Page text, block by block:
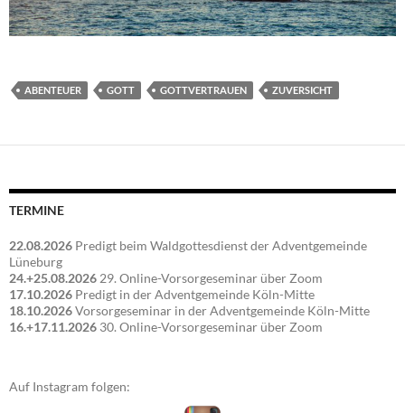
ABENTEUER GOTT GOTTVERTRAUEN ZUVERSICHT
TERMINE
22.08.2026 Predigt beim Waldgottesdienst der Adventgemeinde
Lüneburg
24.+25.08.202629. Online-Vorsorgeseminar über Zoom
17.10.2026 Predigt in der Adventgemeinde Köln-Mitte
18.10.2026Vorsorgeseminar in der Adventgemeinde Köln-Mitte
16.+17.11.2026 30. Online-Vorsorgeseminar über Zoom
Auf Instagram folgen: